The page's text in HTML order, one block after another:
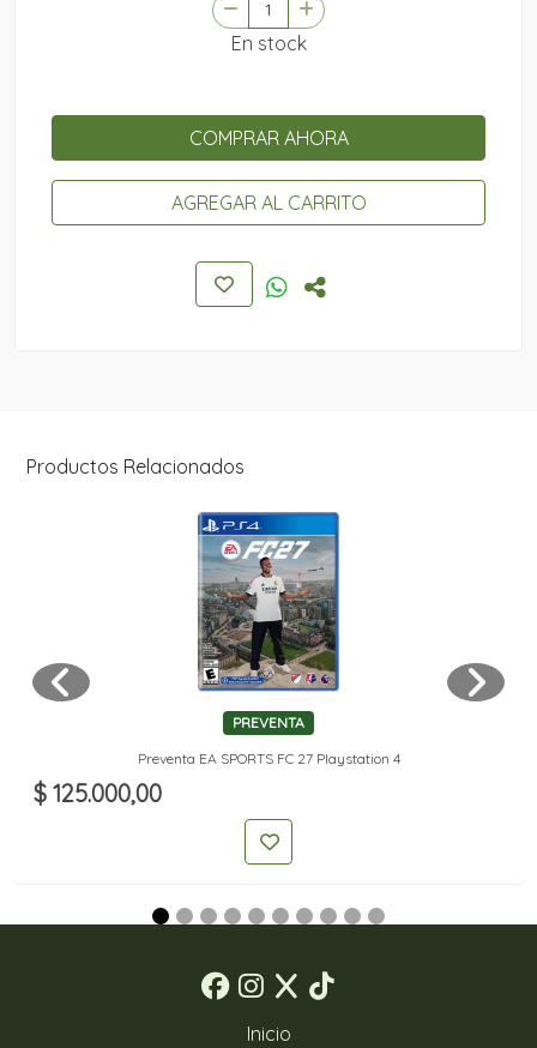
En stock
COMPRAR AHORA
AGREGAR AL CARRITO
Productos Relacionados
PREVENTA
Preventa EA SPORTS FC 27 Playstation 4
$ 125.000,00
Inicio